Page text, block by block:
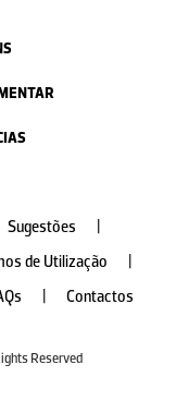
Sugestões
de Utilização
Contactos
Reserved